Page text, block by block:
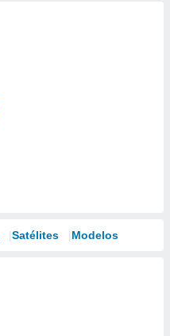
Satélites Modelos